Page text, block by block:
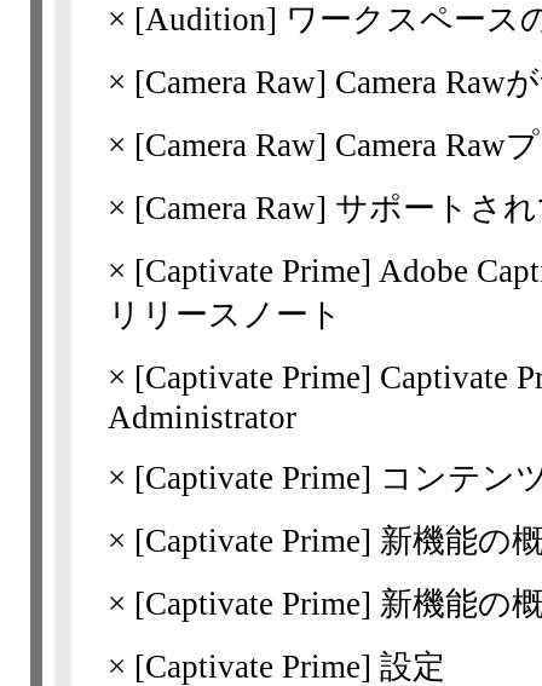
× [Audition] ワークスペース
× [Camera Raw] Camera Raw
× [Camera Raw] Camera Raw
× [Camera Raw] サポートさ
× [Captivate Prime] Adobe
リリースノート
× [Captivate Prime] Captivate
Administrator
× [Captivate Prime] コンテン
× [Captivate Prime] 新機能の
× [Captivate Prime] 新機能の
× [Captivate Prime] 設定